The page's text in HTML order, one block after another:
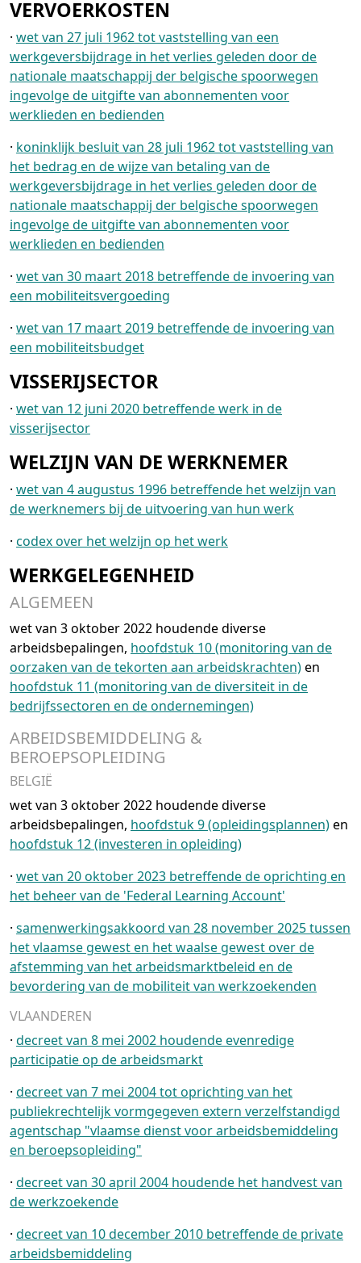
VERVOERKOSTEN
· wet van 27 juli 1962 tot vaststelling van een
werkgeversbijdrage in het verlies geleden door de
nationale maatschappij der belgische spoorwegen
ingevolge de uitgifte van abonnementen voor
werklieden en bedienden
· koninklijk besluit van 28 juli 1962 tot vaststelling van
het bedrag en de wijze van betaling van de
werkgeversbijdrage in het verlies geleden door de
nationale maatschappij der belgische spoorwegen
ingevolge de uitgifte van abonnementen voor
werklieden en bedienden
· wet van 30 maart 2018 betreffende de invoering van
een mobiliteitsvergoeding
· wet van 17 maart 2019 betreffende de invoering van
een mobiliteitsbudget
VISSERIJSECTOR
· wet van 12 juni 2020 betreffende werk in de
visserijsector
WELZIJN VAN DE WERKNEMER
· wet van 4 augustus 1996 betreffende het welzijn van
de werknemers bij de uitvoering van hun werk
· codex over het welzijn op het werk
WERKGELEGENHEID
ALGEMEEN
wet van 3 oktober 2022 houdende diverse
arbeidsbepalingen, hoofdstuk 10 (monitoring van de
oorzaken van de tekorten aan arbeidskrachten)en
hoofdstuk 11 (monitoring van de diversiteit in de
bedrijfssectoren en de ondernemingen)
ARBEIDSBEMIDDELING &
BEROEPSOPLEIDING
BELGIË
wet van 3 oktober 2022 houdende diverse
arbeidsbepalingen, hoofdstuk 9 (opleidingsplannen)en
hoofdstuk 12 (investeren in opleiding)
· wet van 20 oktober 2023 betreffende de oprichting en
het beheer van de 'Federal Learning Account'
· samenwerkingsakkoord van 28 november 2025 tussen
het vlaamse gewest en het waalse gewest over de
afstemming van het arbeidsmarktbeleid en de
bevordering van de mobiliteit van werkzoekenden
VLAANDEREN
· decreet van 8 mei 2002 houdende evenredige
participatie op de arbeidsmarkt
· decreet van 7 mei 2004 tot oprichting van het
publiekrechtelijk vormgegeven extern verzelfstandigd
agentschap "vlaamse dienst voor arbeidsbemiddeling
en beroepsopleiding"
· decreet van 30 april 2004 houdende het handvest van
de werkzoekende
· decreet van 10 december 2010 betreffende de private
arbeidsbemiddeling